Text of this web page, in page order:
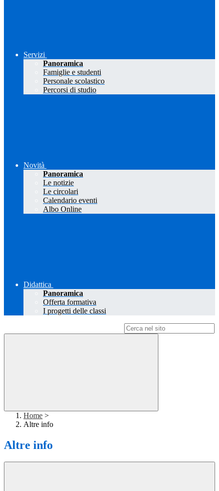
Servizi
Panoramica
Famiglie e studenti
Personale scolastico
Percorsi di studio
Novità
Panoramica
Le notizie
Le circolari
Calendario eventi
Albo Online
Didattica
Panoramica
Offerta formativa
I progetti delle classi
Home >
Altre info
Altre info